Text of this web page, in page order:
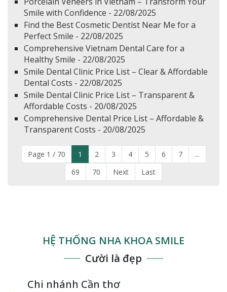
Smile with Confidence - 22/08/2025
Find the Best Cosmetic Dentist Near Me for a
Perfect Smile - 22/08/2025
Comprehensive Vietnam Dental Care for a
Healthy Smile - 22/08/2025
Smile Dental Clinic Price List – Clear & Affordable
Dental Costs - 22/08/2025
Smile Dental Clinic Price List – Transparent &
Affordable Costs - 20/08/2025
Comprehensive Dental Price List – Affordable &
Transparent Costs - 20/08/2025
Page 1 / 70 1 2 3 4 5 6 7
...
69
70 Next Last
HỆ THỐNG NHA KHOA SMILE
Cười là đẹp
Chi nhánh Cần thơ